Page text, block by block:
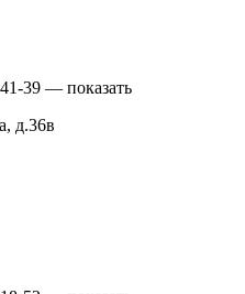
39 — показать
д.36в